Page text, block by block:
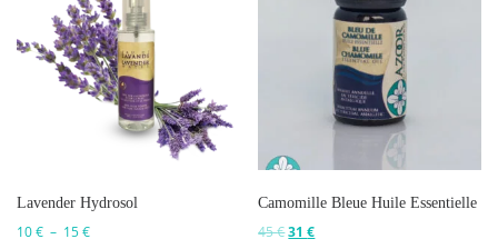
Lavender Hydrosol
10€ – 15€Plage de prix : 10 € à 15 €
Camomille Bleue Huile Essentielle
45€Le prix initial était : 45 €.
31€Le prix actuel est : 31 €.